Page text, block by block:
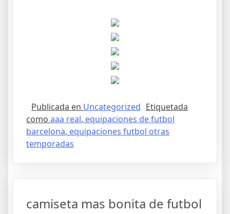
Publicada en Uncategorized Etiquetada
como aaa real, equipaciones de futbol
barcelona, equipaciones futbol otras
temporadas
camiseta mas bonita de futbol